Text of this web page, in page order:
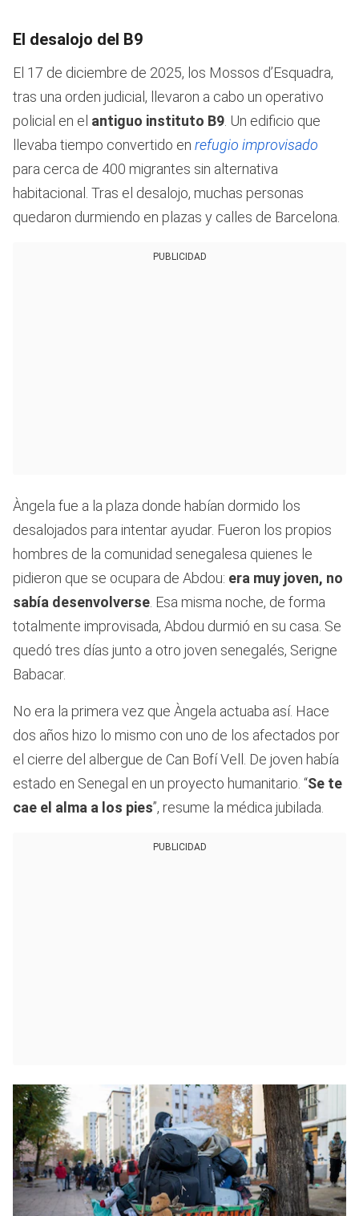
El desalojo del B9
El 17 de diciembre de 2025, los Mossos d’Esquadra,
tras una orden judicial, llevaron a cabo un operativo
policial en el antiguo instituto B9 . Un edificio que
llevaba tiempo convertido en refugio improvisado
para cerca de 400 migrantes sin alternativa
habitacional. Tras el desalojo, muchas personas
quedaron durmiendo en plazas y calles de Barcelona.
PUBLICIDAD
Àngela fue a la plaza donde habían dormido los
desalojados para intentar ayudar. Fueron los propios
hombres de la comunidad senegalesa quienes le
pidieron que se ocupara de Abdou: era muy joven, no
sabía desenvolverse . Esa misma noche, de forma
totalmente improvisada, Abdou durmió en su casa. Se
quedó tres días junto a otro joven senegalés, Serigne
Babacar.
No era la primera vez que Àngela actuaba así. Hace
dos años hizo lo mismo con uno de los afectados por
el cierre del albergue de Can Bofí Vell. De joven había
estado en Senegal en un proyecto humanitario. “Se te
cae el alma a los pies”, resume la médica jubilada.
PUBLICIDAD